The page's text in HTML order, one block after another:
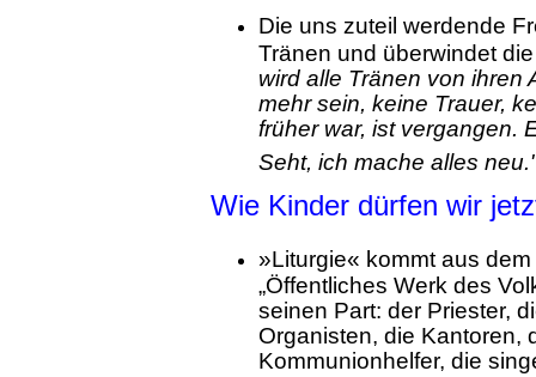
Die uns zuteil werdende
Tränen und überwindet
wird alle Tränen von ihren
mehr sein, keine Trauer,
früher war, ist vergangen.
Seht, ich mache alles
Wie Kinder dürfen wir
»Liturgie« kommt aus
„Öffentliches Werk des
seinen Part: der Priester,
Organisten, die Kantoren,
Kommunionhelfer, die